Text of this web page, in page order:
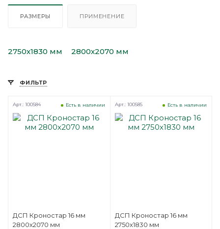
РАЗМЕРЫ ПРИМЕНЕНИЕ
2750х1830 мм 2800х2070 мм
ФИЛЬТР
ДСП Кроностар 16 мм
2800х2070 мм
Есть в наличии
Арт.: 100584
ДСП Кроностар 16 мм
2750х1830 мм
Есть в наличии
Арт.: 100585